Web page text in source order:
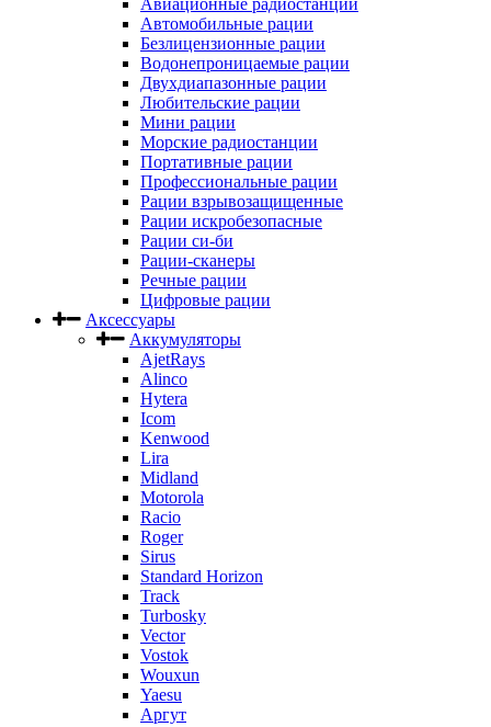
Авиационные радиостанции
Автомобильные рации
Безлицензионные рации
Водонепроницаемые рации
Двухдиапазонные рации
Любительские рации
Мини рации
Морские радиостанции
Портативные рации
Профессиональные рации
Рации взрывозащищенные
Рации искробезопасные
Рации си-би
Рации-сканеры
Речные рации
Цифровые рации
Аксессуары
Аккумуляторы
AjetRays
Alinco
Hytera
Icom
Kenwood
Lira
Midland
Motorola
Racio
Roger
Sirus
Standard Horizon
Track
Turbosky
Vector
Vostok
Wouxun
Yaesu
Аргут